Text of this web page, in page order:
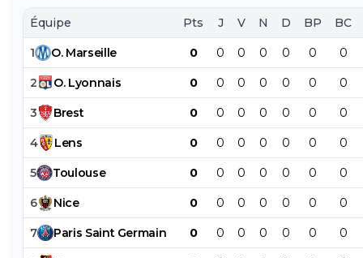
Équipe Pts J V N D BP BC
1 O. Marseille 0 0 0 0 0 0 0
2 O. Lyonnais 0 0 0 0 0 0 0
3 Brest 0 0 0 0 0 0 0
4 Lens 0 0 0 0 0 0 0
5 Toulouse 0 0 0 0 0 0 0
6 Nice 0 0 0 0 0 0 0
7 Paris Saint Germain 0 0 0 0 0 0 0